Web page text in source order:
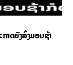
າດຍັງສົ່ງມອບຊ້າ